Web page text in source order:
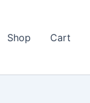
Shop Cart